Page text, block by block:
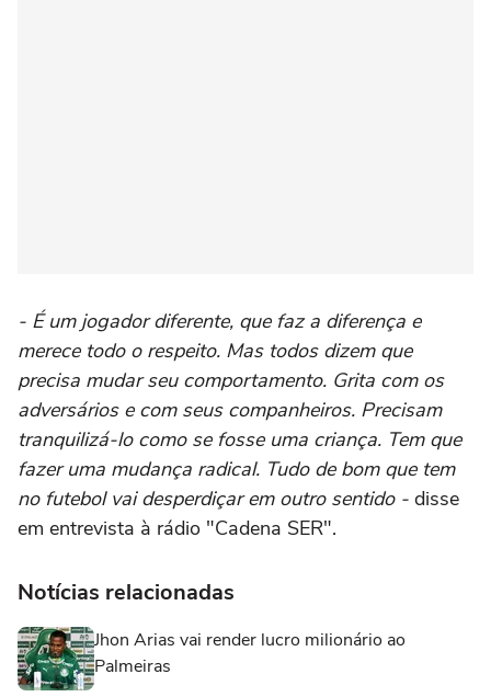
- É um jogador diferente, que faz a diferença e
merece todo o respeito. Mas todos dizem que
precisa mudar seu comportamento. Grita com os
adversários e com seus companheiros. Precisam
tranquilizá-lo como se fosse uma criança. Tem que
fazer uma mudança radical. Tudo de bom que tem
no futebol vai desperdiçar em outro sentido - disse
em entrevista à rádio "Cadena SER".
Notícias relacionadas
Jhon Arias vai render lucro milionário ao
Palmeiras